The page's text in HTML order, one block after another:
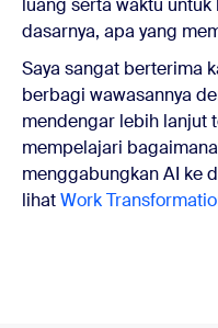
luang serta waktu
dasarnya, apa yang
Saya sangat berterima
berbagi wawasannya
mendengar lebih lanjut
mempelajari
menggabungkan AI ke
lihatWork